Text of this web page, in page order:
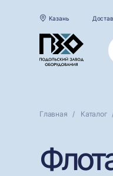
Казань
Главная Каталог